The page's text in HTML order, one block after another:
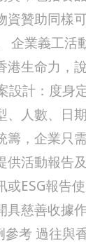
資贊助同樣
企業義工活
港生命力，
設計：度身
、人數、日
籌，企業只
供活動報告
ESG報告
具慈善收據
參考 過往與